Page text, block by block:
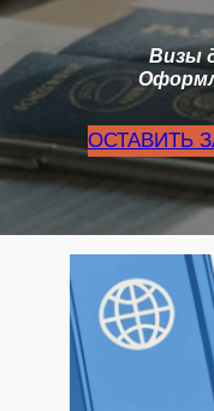
Визы
ОСТАВИТЬ